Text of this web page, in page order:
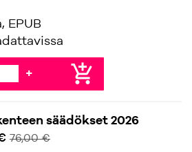
EPUB
+ add_shopping_cart
säädökset 2026
76,00 €